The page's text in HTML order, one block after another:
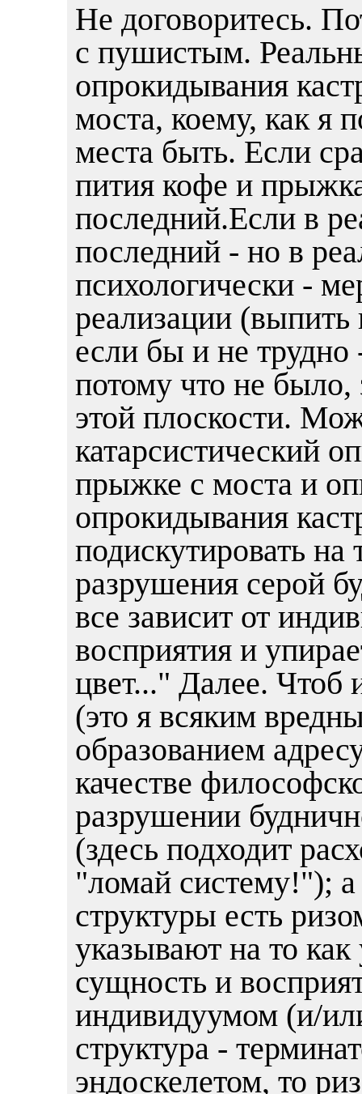
Не договоритесь.
с пушистым.
опрокидывания
моста, коему, как я
места быть. Если
пития кофе и
последний.Если в
последний - но в
психологически -
реализации
если бы и не трудно
потому что не было,
этой плоскости.
катарсистический
прыжке с моста и
опрокидывания
подискутировать
разрушения серой
все зависит от
восприятия и
цвет..." Далее. Чтоб
(это я всяким
образованием
качестве
разрушении
(здесь подходит
"ломай систему!");
структуры есть
указывают на то как
сущность и
индивидуумом (и/
структура -
эндоскелетом, то